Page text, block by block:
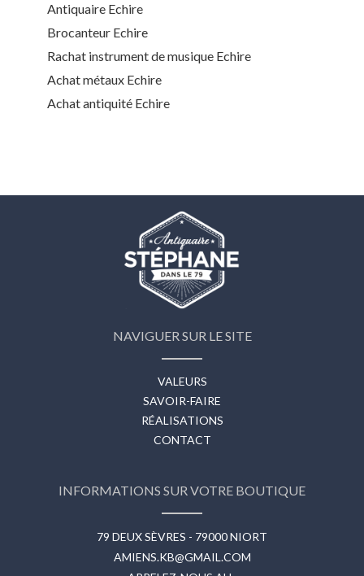
Antiquaire Echire
Brocanteur Echire
Rachat instrument de musique Echire
Achat métaux Echire
Achat antiquité Echire
NAVIGUER SUR LE SITE
VALEURS
SAVOIR-FAIRE
RÉALISATIONS
CONTACT
INFORMATIONS SUR VOTRE BOUTIQUE
79 DEUX SÈVRES - 79000 NIORT
AMIENS.KB@GMAIL.COM